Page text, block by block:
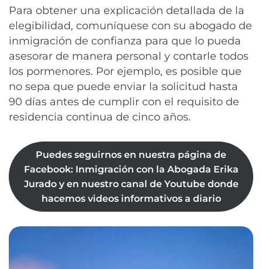
Para obtener una explicación detallada de la
elegibilidad, comuníquese con su abogado de
inmigración de confianza para que lo pueda
asesorar de manera personal y contarle todos
los pormenores. Por ejemplo, es posible que
no sepa que puede enviar la solicitud hasta
90 días antes de cumplir con el requisito de
residencia continua de cinco años.
Puedes seguirnos en nuestra página de
Facebook: Inmigración con la Abogada Erika
Jurado y en nuestro canal de Youtube donde
hacemos videos informativos a diario